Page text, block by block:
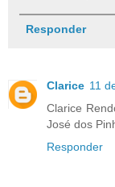
Responder
Clarice 11
Clarice
José dos
Responder